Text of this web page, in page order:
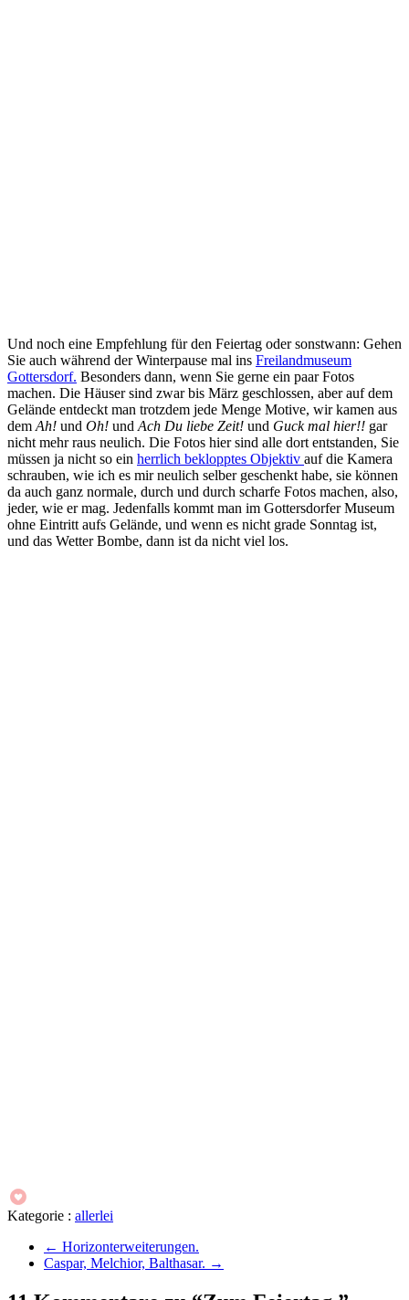
Und noch eine Empfehlung für den Feiertag oder sonstwann: Gehen
Sie auch während der Winterpause mal ins Freilandmuseum
Gottersdorf. Besonders dann, wenn Sie gerne ein paar Fotos
machen. Die Häuser sind zwar bis März geschlossen, aber auf dem
Gelände entdeckt man trotzdem jede Menge Motive, wir kamen aus
dem Ah! und Oh! und Ach Du liebe Zeit! und Guck mal hier!! gar
nicht mehr raus neulich. Die Fotos hier sind alle dort entstanden, Sie
müssen ja nicht so ein herrlich beklopptes Objektiv auf die Kamera
schrauben, wie ich es mir neulich selber geschenkt habe, sie können
da auch ganz normale, durch und durch scharfe Fotos machen, also,
jeder, wie er mag. Jedenfalls kommt man im Gottersdorfer Museum
ohne Eintritt aufs Gelände, und wenn es nicht grade Sonntag ist,
und das Wetter Bombe, dann ist da nicht viel los.
Kategorie : allerlei
← Horizonterweiterungen.
Caspar, Melchior, Balthasar. →